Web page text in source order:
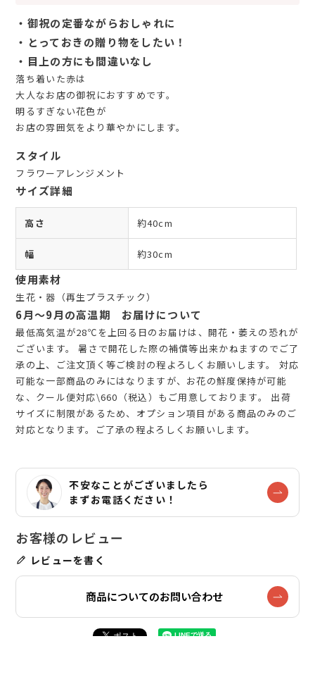
・御祝の定番ながらおしゃれに
・とっておきの贈り物をしたい！
・目上の方にも間違いなし
落ち着いた赤は
大人なお店の御祝におすすめです。
明るすぎない花色が
お店の雰囲気をより華やかにします。
スタイル
フラワーアレンジメント
サイズ詳細
高さ 約40cm
幅 約30cm
使用素材
生花・器（再生プラスチック）
6月～9月の高温期 お届けについて
最低高気温が28℃を上回る日のお届けは、開花・萎えの恐れが
ございます。 暑さで開花した際の補償等出来かねますのでご了
承の上、ご注文頂く等ご検討の程よろしくお願いします。 対応
可能な一部商品のみにはなりますが、お花の鮮度保持が可能
な、クール便対応\660（税込）もご用意しております。 出荷
サイズに制限があるため、オプション項目がある商品のみのご
対応となります。ご了承の程よろしくお願いします。
不安なことがございましたら
まずお電話ください！
レビューを書く
商品についてのお問い合わせ